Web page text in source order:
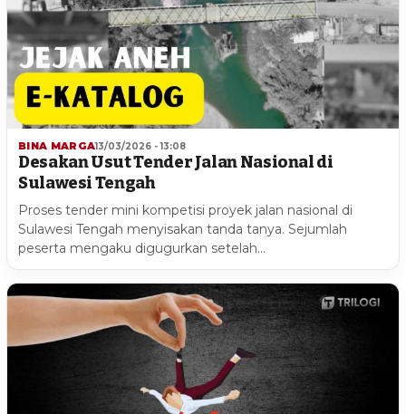
BINA MARGA13/03/2026 - 13:08
Desakan Usut Tender Jalan Nasional di
Sulawesi Tengah
Proses tender mini kompetisi proyek jalan nasional di
Sulawesi Tengah menyisakan tanda tanya. Sejumlah
peserta mengaku digugurkan setelah…